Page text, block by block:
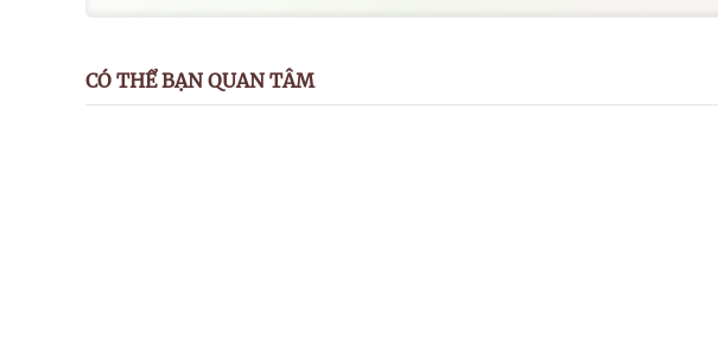
CÓ THỂ BẠN QUAN TÂM